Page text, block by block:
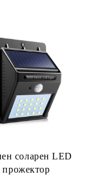
соларен LED
прожектор